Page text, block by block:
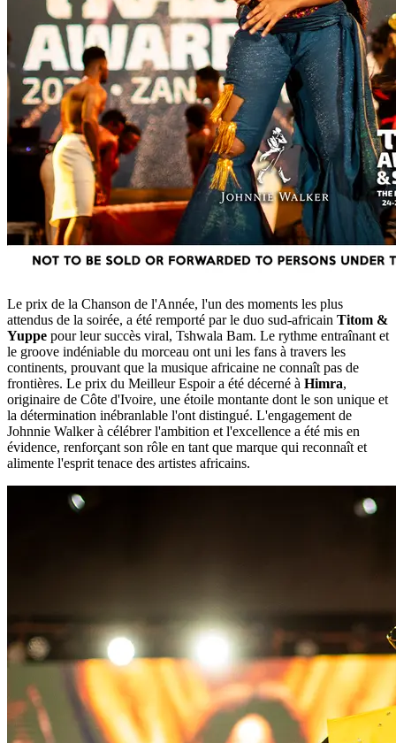
Le prix de la Chanson de l'Année, l'un des moments les plus
attendus de la soirée, a été remporté par le duo sud-africain Titom &
Yuppe pour leur succès viral, Tshwala Bam. Le rythme entraînant et
le groove indéniable du morceau ont uni les fans à travers les
continents, prouvant que la musique africaine ne connaît pas de
frontières. Le prix du Meilleur Espoir a été décerné à Himra,
originaire de Côte d'Ivoire, une étoile montante dont le son unique et
la détermination inébranlable l'ont distingué. L'engagement de
Johnnie Walker à célébrer l'ambition et l'excellence a été mis en
évidence, renforçant son rôle en tant que marque qui reconnaît et
alimente l'esprit tenace des artistes africains.